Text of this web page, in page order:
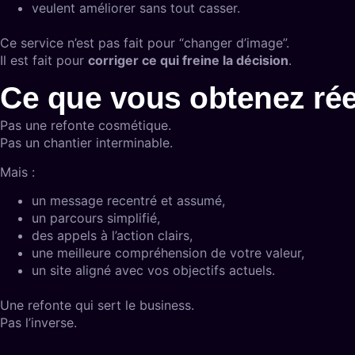
veulent améliorer sans tout casser.
Ce service n’est pas fait pour “changer d’image”.
Il est fait pour corriger ce qui freine la décision.
Ce que vous obtenez
Pas une refonte cosmétique.
Pas un chantier interminable.
Mais :
un message recentré et assumé,
un parcours simplifié,
des appels à l’action clairs,
une meilleure compréhension de votre valeur,
un site aligné avec vos objectifs actuels.
Une refonte qui sert le business.
Pas l’inverse.